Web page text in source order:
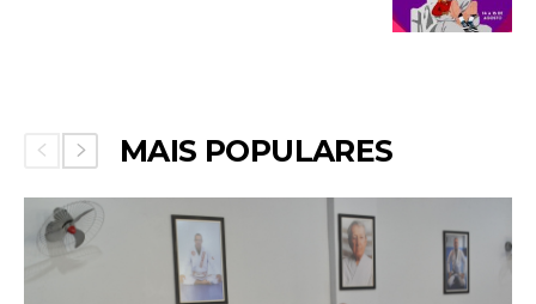
MAIS POPULARES